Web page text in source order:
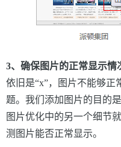
3、确保图片的正常显示情
依旧是“x”，图片不能够
题。我们添加图片的目的
图片优化中的另一个细节
测图片能否正常显示。